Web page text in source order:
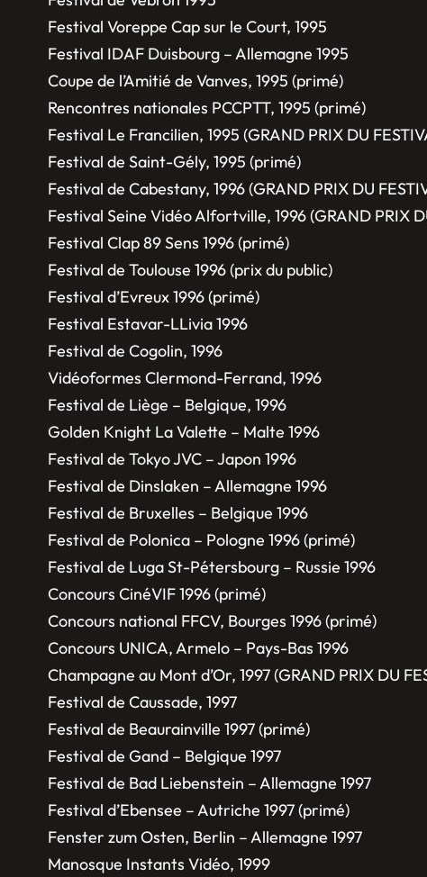
Festival Voreppe Cap sur le Court, 1995
Festival IDAF Duisbourg – Allemagne 1995
Coupe de l’Amitié de Vanves, 1995 (primé)
Rencontres nationales PCCPTT, 1995 (primé)
Festival Le Francilien, 1995 (GRAND PRIX DU
Festival de Saint-Gély, 1995 (primé)
Festival de Cabestany, 1996 (GRAND PRIX DU
Festival Seine Vidéo Alfortville, 1996 (GRAND PRIX
Festival Clap 89 Sens 1996 (primé)
Festival de Toulouse 1996 (prix du public)
Festival d’Evreux 1996 (primé)
Festival Estavar-LLivia 1996
Festival de Cogolin, 1996
Vidéoformes Clermond-Ferrand, 1996
Festival de Liège – Belgique, 1996
Golden Knight La Valette – Malte 1996
Festival de Tokyo JVC – Japon 1996
Festival de Dinslaken – Allemagne 1996
Festival de Bruxelles – Belgique 1996
Festival de Polonica – Pologne 1996 (primé)
Festival de Luga St-Pétersbourg – Russie 1996
Concours CinéVIF 1996 (primé)
Concours national FFCV, Bourges 1996 (primé)
Concours UNICA, Armelo – Pays-Bas 1996
Champagne au Mont d’Or, 1997 (GRAND PRIX DU
Festival de Caussade, 1997
Festival de Beaurainville 1997 (primé)
Festival de Gand – Belgique 1997
Festival de Bad Liebenstein – Allemagne 1997
Festival d’Ebensee – Autriche 1997 (primé)
Fenster zum Osten, Berlin – Allemagne 1997
Manosque Instants Vidéo, 1999